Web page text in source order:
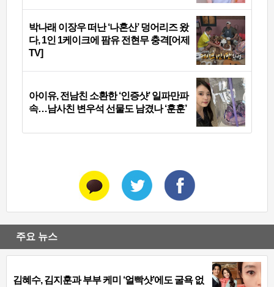
박나래 이장우 떠난 ‘나혼산’ 덩어리즈 왔
다, 1인 1케이크에 팜유 전현무 충격[어제
TV]
아이유, 전남친 소환한 ‘인증샷’ 일파만파
속…남사친 변우석 선물도 남겼나 ‘훈훈’
주요 뉴스
김혜수, 김지훈과 부부 케미 ‘얼빡샷’에도 굴욕 없